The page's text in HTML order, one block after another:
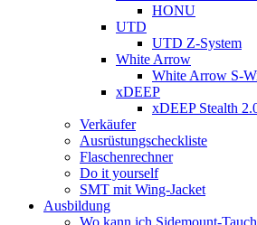
HONU
UTD
UTD Z-System
White Arrow
White Arrow S-
xDEEP
xDEEP Stealth
Verkäufer
Ausrüstungscheckliste
Flaschenrechner
Do it yourself
SMT mit Wing-Jacket
Ausbildung